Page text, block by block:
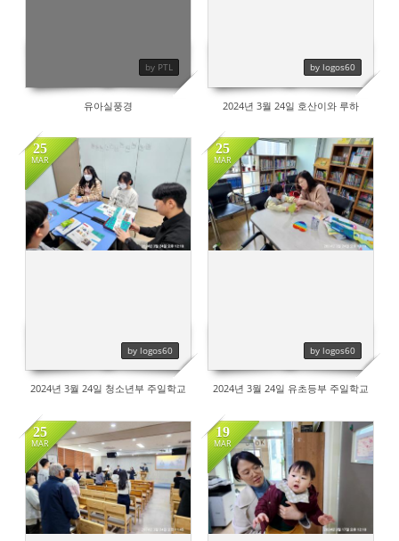
by PTL
유아실풍경
by logos60
2024년 3월 24일 호산이와 루하
25
MAR
by logos60
792
2024년 3월 24일 청소년부 주일학교
25
MAR
by logos60
524
2024년 3월 24일 유초등부 주일학교
25
MAR
599
19
MAR
452